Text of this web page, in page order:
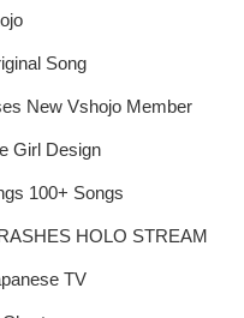
Song
New Vshojo Member
Girl Design
100+ Songs
HOLO STREAM
TV